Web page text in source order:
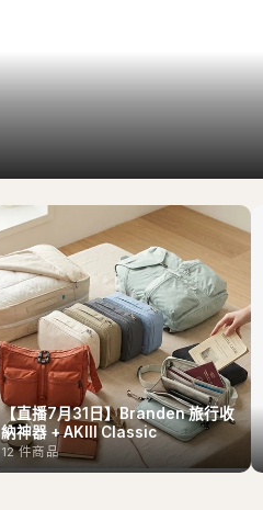
【直播7月31日】Branden 旅行收
納神器 + AKIII Classic
12件商品